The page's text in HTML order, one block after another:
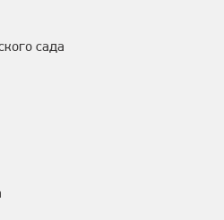
сада